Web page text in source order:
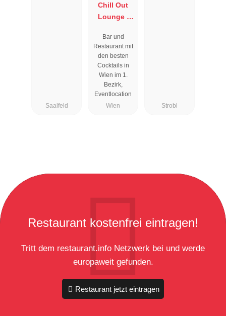
Saalfeld
Chill Out
Lounge I
Wien
Bar und
Restaurant mit
den besten
Cocktails in
Wien im 1.
Bezirk,
Eventlocation
Wien
Strobl
Restaurant kostenfrei eintragen!
Tritt dem restaurant.info Netzwerk bei und werde
europaweit gefunden.
Restaurant jetzt eintragen